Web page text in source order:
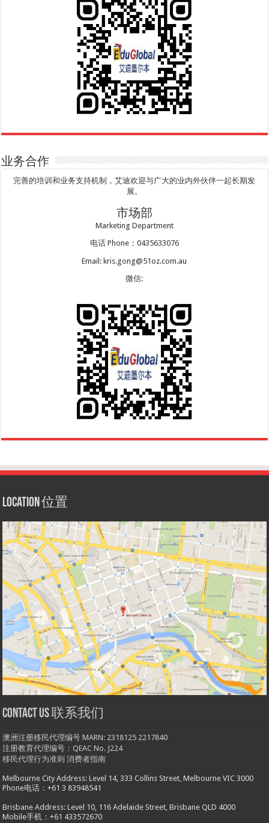
业务合作
完善的培训和业务支持机制，艾迪欢迎与广大的业内外伙伴一起长期发
展。
市场部
Marketing Department
电话 Phone：0435633076
Email: kris.gong@51oz.com.au
微信:
Location 位置
Contact us 联系我们
澳洲注册移民代理编号 MARN: 2318125 2217840
注册教育代理编号：QEAC No. J224
移民代理行为准则 消费者指南
Melbourne City Address: Level 14, 333 Collins Street, Melbourne VIC 3000
Phone电话：+61 3 83948541
Brisbane Address: Level 10, 116 Adelaide Street, Brisbane QLD 4000
Mobile手机：+61 433572670